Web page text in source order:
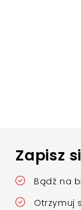
Zapisz
Bądź na
Otrzymuj